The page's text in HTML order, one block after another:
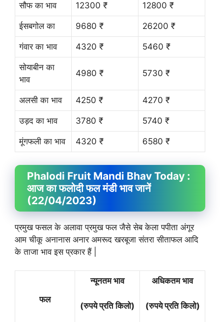
सौफ का भाव 12300 ₹ 12800 ₹
ईसबगोल का 9680 ₹ 26200 ₹
गंवार का भाव 4320 ₹ 5460 ₹
सोयाबीन का
भाव
4980 ₹ 5730 ₹
अलसी का भाव 4250 ₹ 4270 ₹
उड़द का भाव 3780 ₹ 5740 ₹
मूंगफली का भाव 4320 ₹ 6580 ₹
Phalodi Fruit Mandi Bhav Today :
आज का फलोदी फल मंडी भाव जानें
(22/04/2023)
प्रमुख फसल के अलावा प्रमुख फल जैसे सेब केला पपीता अंगूर
आम चीकू अनानास अनार अमरूद खरबूजा संतरा सीताफल आदि
के ताजा भाव इस प्रकार हैं |
फल
न्यूनतम भाव
(रुपये प्रति किलो)
अधिकतम भाव
(रुपये प्रति किलो)